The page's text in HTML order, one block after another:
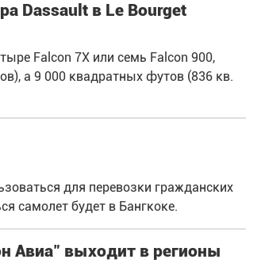
Dassault в Le Bourget
Falcon 7X или семь Falcon 900,
а 9 000 квадратных футов (836 кв.
для перевозки гражданских
самолет будет в Бангкоке.
Авиа" выходит в регионы